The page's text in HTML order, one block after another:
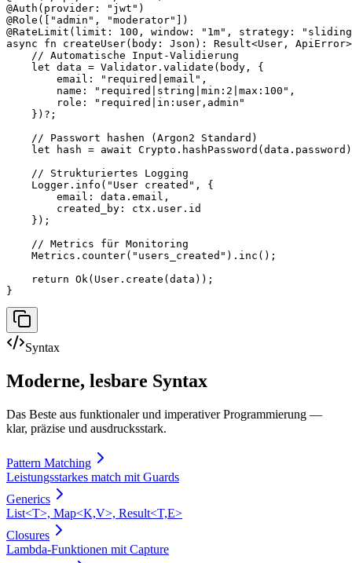
@Auth(provider: "jwt")
@Role(["admin", "moderator"])
@RateLimit(limit: 100, window: "1m", strategy:
async fn createUser(body: Json): Result<User,
    // Automatische Input-Validierung
    let data = Validator.validate(body, {
        email: "required|email",
        name: "required|string|min:2|max:100",
        role: "required|in:user,admin"
    })?;
    // Passwort hashen (Argon2 Standard)
let hash = await
    // Strukturiertes Logging
    Logger.info("User created", {
        email: data.email,
        created_by: ctx.user.id
    });
    // Metrics für Monitoring
    Metrics.counter("users_created").inc();
    return Ok(User.create(data));
}
Syntax
Moderne, lesbare Syntax
Das Beste aus funktionaler und imperativer Programmierung —
klar, präzise und ausdrucksstark.
Pattern Matching
Leistungsstarkes match mit Guards
Generics
List<T>, Map<K,V>, Result<T,E>
Closures
Lambda-Funktionen mit Capture